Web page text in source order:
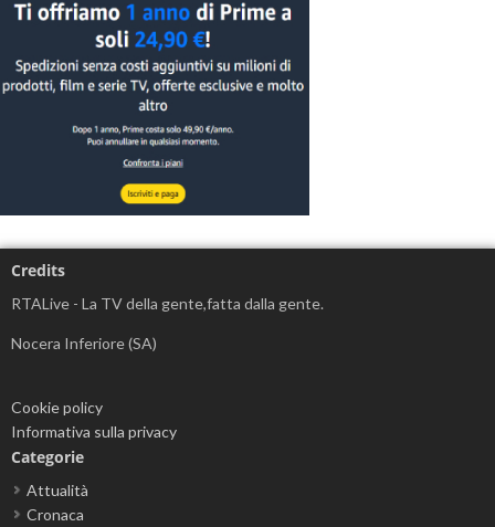
Credits
RTALive - La TV della gente,fatta dalla gente.
Nocera Inferiore (SA)
Cookie policy
Informativa sulla privacy
Categorie
Attualità
Cronaca